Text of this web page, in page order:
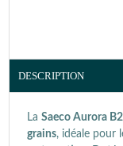
DESCRIPTION
La Saeco Aurora B2
grains, idéale pour